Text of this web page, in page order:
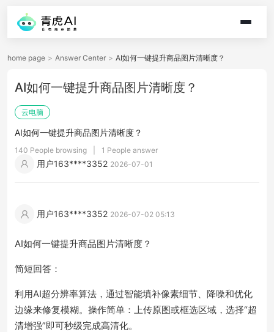
home page > Answer Center > AI如何一键提升商品图片清晰度？
AI如何一键提升商品图片清晰度？
云电脑
AI如何一键提升商品图片清晰度？
140 People browsing 1 People answer
用户163****3352 2026-07-01
用户163****3352 2026-07-02 05:13
AI如何一键提升商品图片清晰度？
简短回答：
利用AI超分辨率算法，通过智能填补像素细节、降噪和优化
边缘来修复模糊。操作简单：上传原图或框选区域，选择“超
清增强”即可秒级完成高清化。